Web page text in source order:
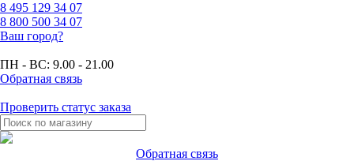
8 495 129 34 07
8 800 500 34 07
Ваш город?
ПН - ВС: 9.00 - 21.00
Обратная связь
Проверить статус заказа
Обратная связь